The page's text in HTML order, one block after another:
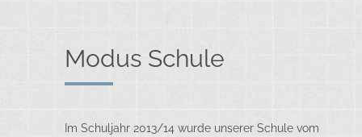
Modus Schule
Im Schuljahr 2013/14 wurde unserer Schule vom